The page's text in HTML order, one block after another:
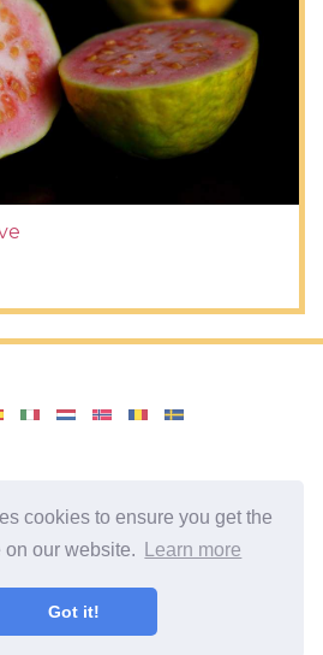
cookies to ensure you get the
on our website.
Learn more
Got it!
und Rezepte für eine
für das Gehirn.
Selbstentwicklung. Sei heute